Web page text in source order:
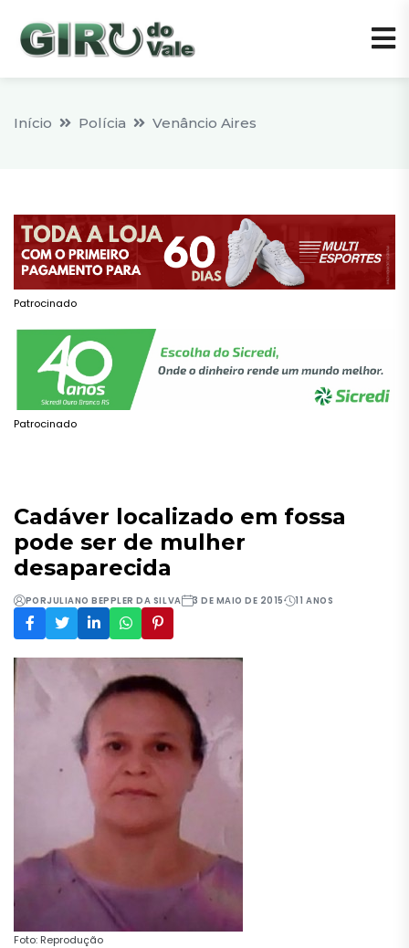
Início Polícia Venâncio Aires
Patrocinado
Patrocinado
Cadáver localizado em fossa
pode ser de mulher
desaparecida
PORJULIANO BEPPLER DA SILVA 3 DE MAIO DE 2015 11 ANOS
Foto: Reprodução